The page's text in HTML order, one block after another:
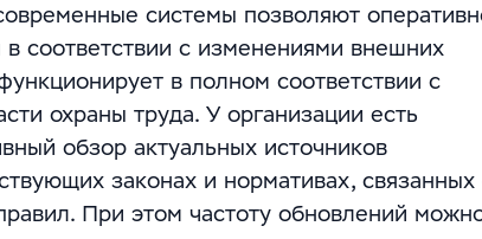
системы позволяют
соответствии с изменениями внешних
в полном соответствии с
охраны труда. У организации есть
обзор актуальных источников
законах и нормативах, связанных
При этом частоту обновлений